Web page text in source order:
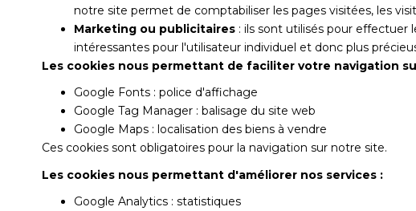
notre site permet de comptabiliser les pages visitées, les
Marketing ou publicitaires : ils sont utilisés pour effectuer
intéressantes pour l'utilisateur individuel et donc plus
Les cookies nous permettant de faciliter votre navigation
Google Fonts : police d'affichage
Google Tag Manager : balisage du site web
Google Maps : localisation des biens à vendre
Ces cookies sont obligatoires pour la navigation sur notre site.
Les cookies nous permettant d'améliorer nos services :
Google Analytics : statistiques